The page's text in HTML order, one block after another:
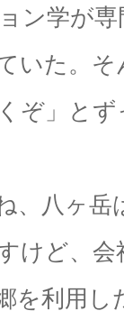
ン学が
いた。
ぞ」と
、八ヶ岳
けど、
を利用し